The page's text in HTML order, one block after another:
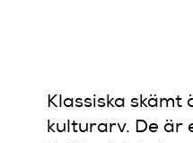
Klassiska skämt
kulturarv. De är